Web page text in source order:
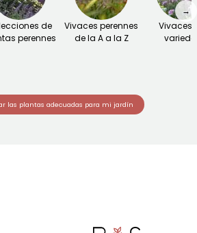
de
perennes
Vivaces perennes
de la A a la Z
Vivaces
→
las plantas adecuadas para mi jardín